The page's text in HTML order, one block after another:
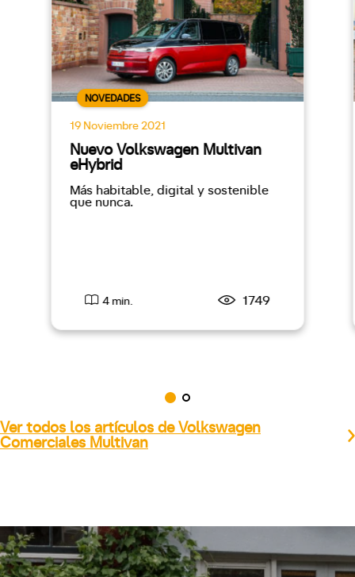
NOVEDADES
19 Noviembre 2021
Nuevo Volkswagen Multivan
eHybrid
Más habitable, digital y sostenible
que nunca.
4 min. 1749
Ver todos los artículos de Volkswagen
Comerciales Multivan